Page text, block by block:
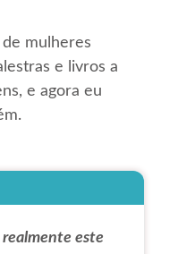
mulheres
e livros a
e agora eu
este